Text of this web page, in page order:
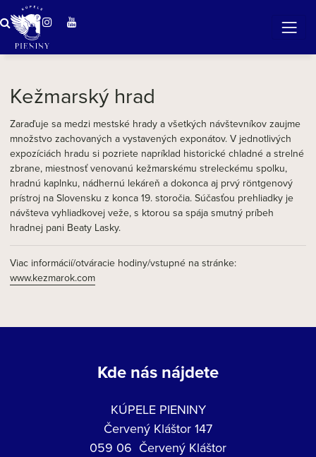
Kežmarský hrad
Zaraďuje sa medzi mestské hrady a všetkých návštevníkov zaujme
množstvo zachovaných a vystavených exponátov. V jednotlivých
expozíciách hradu si pozriete napríklad historické chladné a strelné
zbrane, miestnosť venovanú kežmarskému streleckému spolku,
hradnú kaplnku, nádhernú lekáreň a dokonca aj prvý röntgenový
prístroj na Slovensku z konca 19. storočia. Súčasťou prehliadky je
návšteva vyhliadkovej veže, s ktorou sa spája smutný príbeh
hradnej pani Beaty Lasky.
Viac informácií/otváracie hodiny/vstupné na stránke:
www.kezmarok.com
Kde nás nájdete
KÚPELE PIENINY
Červený Kláštor 147
059 06 Červený Kláštor